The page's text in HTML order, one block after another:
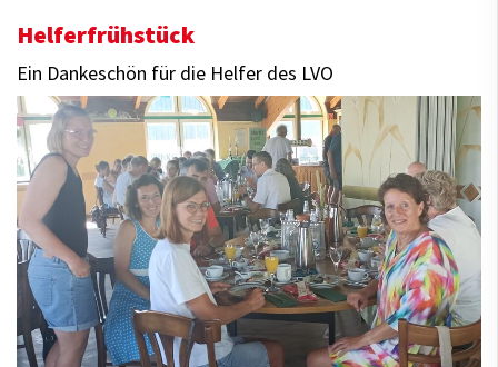
Helferfrühstück
Ein Dankeschön für die Helfer des LVO